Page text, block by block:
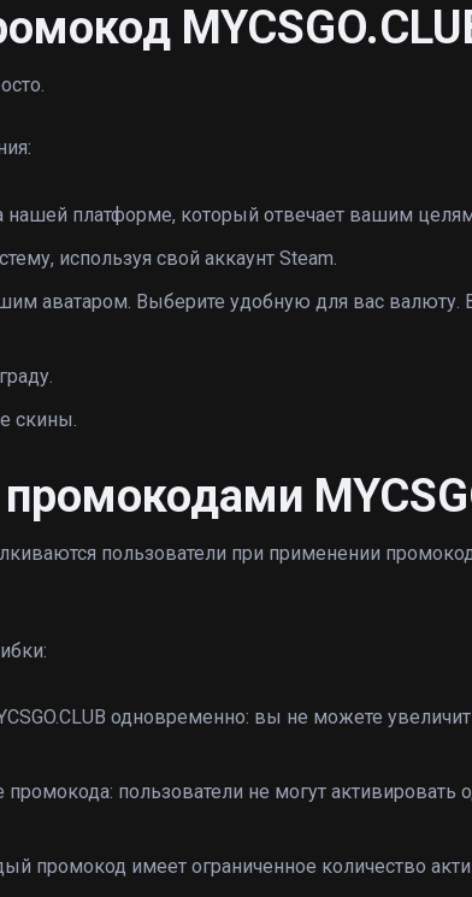
нашей платформе, который отвечает вашим
используя свой аккаунт Steam.
аватаром. Выберите удобную для вас валюту.
скины.
пользователи при применении
одновременно: вы не можете
пользователи не могут активировать
промокод имеет ограниченное количество